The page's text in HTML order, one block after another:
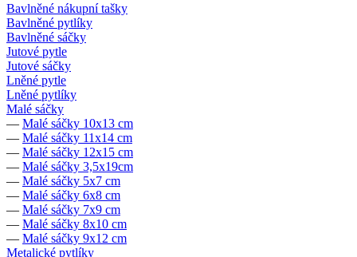
Bavlněné nákupní tašky
Bavlněné pytlíky
Bavlněné sáčky
Jutové pytle
Jutové sáčky
Lněné pytle
Lněné pytlíky
Malé sáčky
— Malé sáčky 10x13 cm
— Malé sáčky 11x14 cm
— Malé sáčky 12x15 cm
— Malé sáčky 3,5x19cm
— Malé sáčky 5x7 cm
— Malé sáčky 6x8 cm
— Malé sáčky 7x9 cm
— Malé sáčky 8x10 cm
— Malé sáčky 9x12 cm
Metalické pytlíky